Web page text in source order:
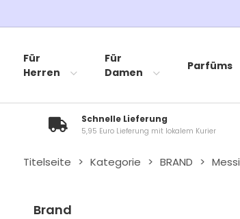
Für
Herren
Für
Damen
Parfüms
Schnelle Lieferung
5,95 Euro Lieferung mit lokalem Kurier
Titelseite > Kategorie > BRAND > Messi
Brand